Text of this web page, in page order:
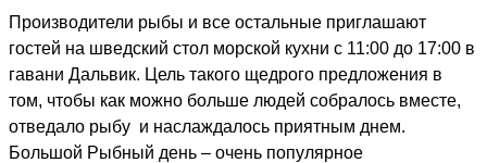
Производители рыбы и все остальные приглашают
гостей на шведский стол морской кухни с 11:00 до 17:00 в
гавани Дальвик. Цель такого щедрого предложения в
том, чтобы как можно больше людей собралось вместе,
отведало рыбу и наслаждалось приятным днем.
Большой Рыбный день – очень популярное